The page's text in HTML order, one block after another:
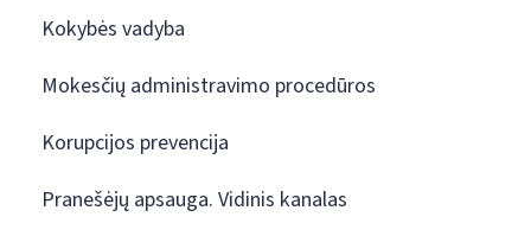
Kokybės vadyba
Mokesčių administravimo procedūros
Korupcijos prevencija
Pranešėjų apsauga. Vidinis kanalas